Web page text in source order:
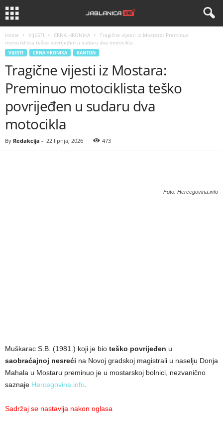
Home VIJESTI CRNA HRONIKA
Tragične vijesti iz Mostara: Preminuo
motociklista teško povrijeđen u sudaru dva motocikla
VIJESTI CRNA HRONIKA KANTON
Tragične vijesti iz Mostara:
Preminuo motociklista teško
povrijeđen u sudaru dva
motocikla
By Redakcija - 22 lipnja, 2026 473
Foto: Hercegovina.info
Muškarac S.B. (1981.) koji je bio teško povrijeđen u
saobraćajnoj nesreći na Novoj gradskoj magistrali u naselju Donja
Mahala u Mostaru preminuo je u mostarskoj bolnici, nezvanično
saznaje Hercegovina.info
Sadržaj se nastavlja nakon oglasa